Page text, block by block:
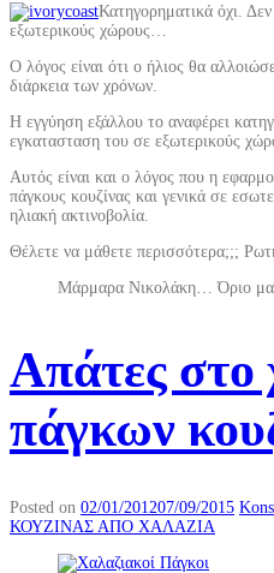
Κατηγορηματικά όχι. Δεν
εξωτερικούς χώρους…
Ο λόγος είναι ότι ο ήλιος θα
διάρκεια των χρόνων.
Η εγγύηση εξάλλου το αναφέρει
εγκατασταση του σε εξωτερικούς
Αυτός είναι και ο λόγος που η
πάγκους κουζίνας και γενικά σε
ηλιακή ακτινοβολία.
Θέλετε να μάθετε περισσότερα;;;
Μάρμαρα Νικολάκη… Όριο
Απάτες
πάγκων
Posted on 02/01/201207/09/2015
ΚΟΥΖΙΝΑΣ ΑΠΟ ΧΑΛΑΖΙΑ